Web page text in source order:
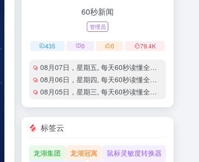
60秒新闻
管理员
435 0 0 79.4K
08月07日，星期五, 每天60秒读懂全世界！
08月06日，星期四, 每天60秒读懂全世界！
08月05日，星期三, 每天60秒读懂全世界！
标签云
龙湖集团 龙湖冠寓
鼠标灵敏度转换器